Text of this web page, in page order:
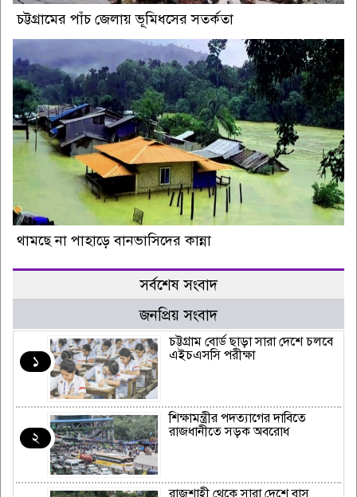
চট্টগ্রামের পাঁচ জেলায় ভূমিধসের সতর্কতা
থামছে না পাহাড়ে বানভাসিদের কান্না
সর্বশেষ সংবাদ
জনপ্রিয় সংবাদ
১
চট্টগ্রাম বোর্ড ছাড়া সারা দেশে চলবে
এইচএসসি পরীক্ষা
২
শিক্ষামন্ত্রীর পদত্যাগের দাবিতে
রাজধানীতে সড়ক অবরোধ